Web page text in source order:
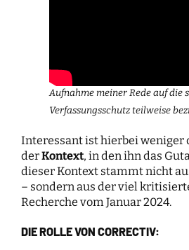
Aufnahme meiner Rede auf die
Verfassungsschutz teilweise
Interessant ist hierbei weniger
derKontext, in den ihn das
dieser Kontext stammt nicht
– sondern aus der viel
Recherche vom Januar 2024.
DIE ROLLE VON CORRECTIV: